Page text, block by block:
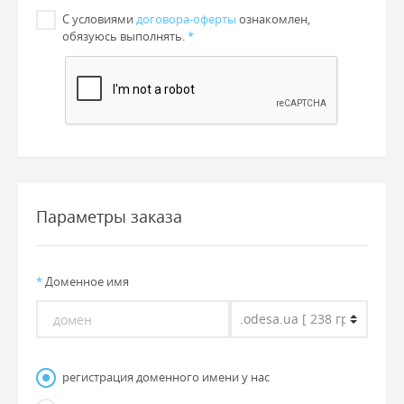
С условиями договора-оферты ознакомлен,
обязуюсь выполнять.*
Параметры заказа
*Доменное имя
регистрация доменного имени у нас